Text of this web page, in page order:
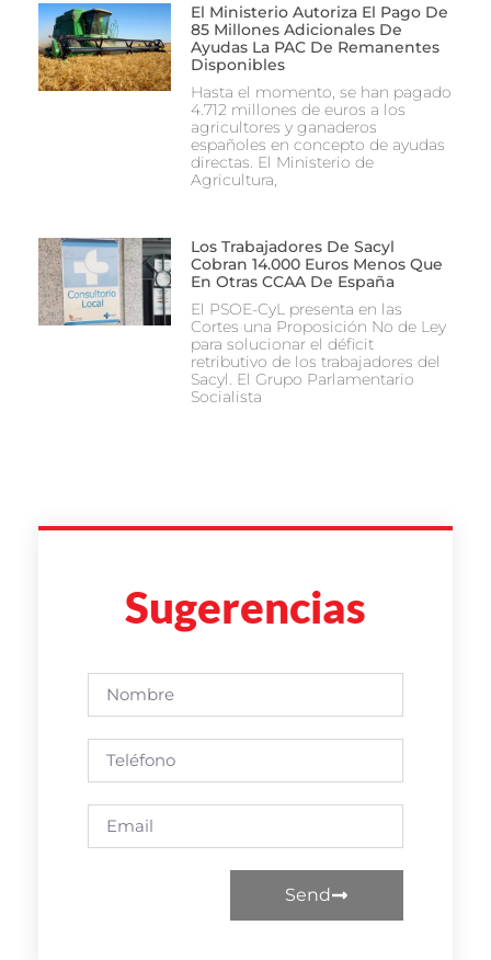
El Ministerio Autoriza El Pago De
85 Millones Adicionales De
Ayudas La PAC De Remanentes
Disponibles
Hasta el momento, se han pagado
4.712 millones de euros a los
agricultores y ganaderos
españoles en concepto de ayudas
directas. El Ministerio de
Agricultura,
Los Trabajadores De Sacyl
Cobran 14.000 Euros Menos Que
En Otras CCAA De España
El PSOE-CyL presenta en las
Cortes una Proposición No de Ley
para solucionar el déficit
retributivo de los trabajadores del
Sacyl. El Grupo Parlamentario
Socialista
Sugerencias
Send